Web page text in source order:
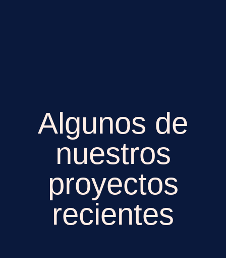
Algunos de
nuestros
proyectos
recientes